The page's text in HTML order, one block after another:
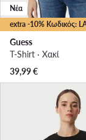
extra -10% Κωδικός:
Νέα
Guess
T-Shirt · Χακί
39,99€